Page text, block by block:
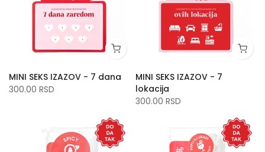
MINI SEKS IZAZOV - 7 dana
300.00 RSD
MINI SEKS IZAZOV - 7
lokacija
300.00 RSD